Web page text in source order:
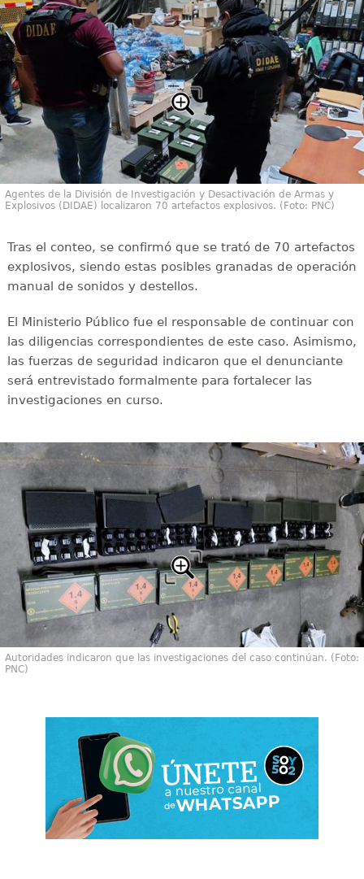
Agentes de la División de Investigación y Desactivación de Armas y
Explosivos (DIDAE) localizaron 70 artefactos explosivos. (Foto: PNC)
Tras el conteo, se confirmó que se trató de 70 artefactos
explosivos, siendo estas posibles granadas de operación
manual de sonidos y destellos.
El Ministerio Público fue el responsable de continuar con
las diligencias correspondientes de este caso. Asimismo,
las fuerzas de seguridad indicaron que el denunciante
será entrevistado formalmente para fortalecer las
investigaciones en curso.
Autoridades indicaron que las investigaciones del caso continúan. (Foto:
PNC)